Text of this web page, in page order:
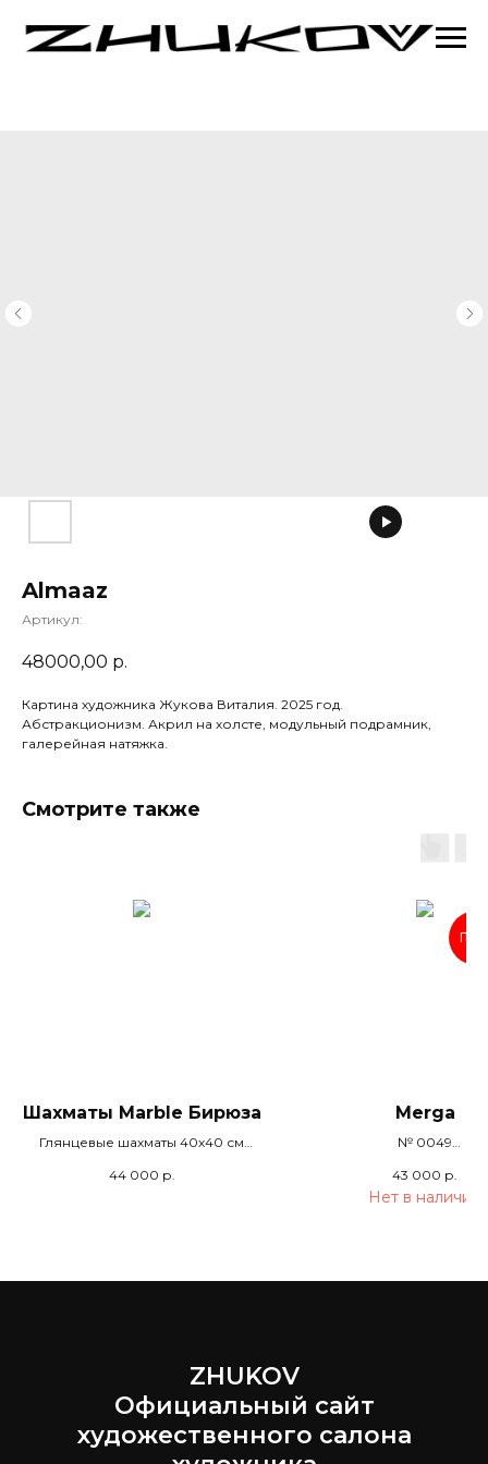
Almaaz
Артикул:
48000,00 р.
Картина художника Жукова Виталия. 2025 год.
Абстракционизм. Акрил на холсте, модульный подрамник,
галерейная натяжка.
Смотрите также
Шахматы Marble Бирюза
Глянцевые шахматы 40х40 см
смолы и мраморного камня.
44 000 р.
Merga
№ 0049
43 000 р.
Нет в наличии
ZHUKOV
Официальный сайт
художественного салона